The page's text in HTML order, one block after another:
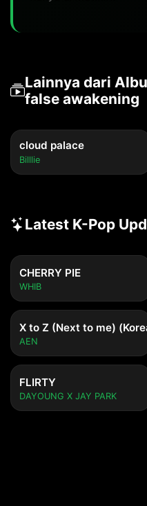
Lainnya dari
false awakening
cloud palace
Billlie
Latest K-Pop
CHERRY PIE
WHIB
X to Z (Next to me)
AEN
FLIRTY
DAYOUNG X JAY PARK